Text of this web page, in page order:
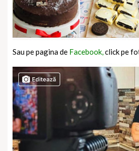
Sau pe pagina de Facebook,click pe